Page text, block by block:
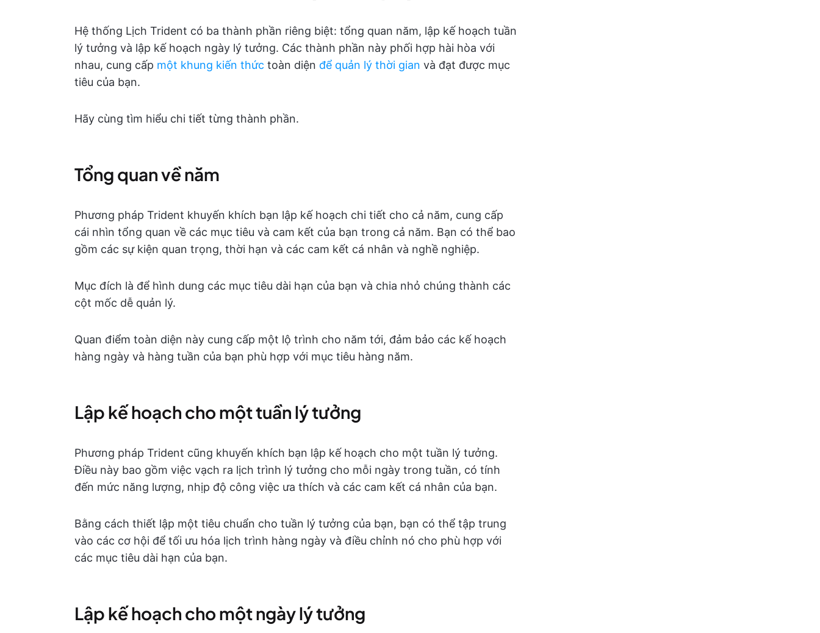
Hệ thống Lịch Trident có ba thành phần riêng biệt: tổng quan năm, lập kế hoạch tuần
lý tưởng và lập kế hoạch ngày lý tưởng. Các thành phần này phối hợp hài hòa với
nhau, cung cấp một khung kiến thức toàn diện để quản lý thời gian và đạt được mục
tiêu của bạn.
Hãy cùng tìm hiểu chi tiết từng thành phần.
Tổng quan về năm
Phương pháp Trident khuyến khích bạn lập kế hoạch chi tiết cho cả năm, cung cấp
cái nhìn tổng quan về các mục tiêu và cam kết của bạn trong cả năm. Bạn có thể bao
gồm các sự kiện quan trọng, thời hạn và các cam kết cá nhân và nghề nghiệp.
Mục đích là để hình dung các mục tiêu dài hạn của bạn và chia nhỏ chúng thành các
cột mốc dễ quản lý.
Quan điểm toàn diện này cung cấp một lộ trình cho năm tới, đảm bảo các kế hoạch
hàng ngày và hàng tuần của bạn phù hợp với mục tiêu hàng năm.
Lập kế hoạch cho một tuần lý tưởng
Phương pháp Trident cũng khuyến khích bạn lập kế hoạch cho một tuần lý tưởng.
Điều này bao gồm việc vạch ra lịch trình lý tưởng cho mỗi ngày trong tuần, có tính
đến mức năng lượng, nhịp độ công việc ưa thích và các cam kết cá nhân của bạn.
Bằng cách thiết lập một tiêu chuẩn cho tuần lý tưởng của bạn, bạn có thể tập trung
vào các cơ hội để tối ưu hóa lịch trình hàng ngày và điều chỉnh nó cho phù hợp với
các mục tiêu dài hạn của bạn.
Lập kế hoạch cho một ngày lý tưởng